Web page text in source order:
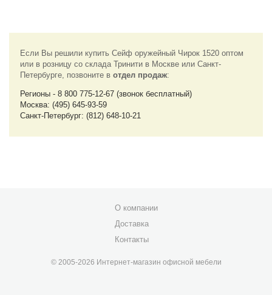
Если Вы решили купить Сейф оружейный Чирок 1520 оптом
или в розницу со склада Тринити в Москве или Санкт-
Петербурге, позвоните в отдел продаж:
Регионы - 8 800 775-12-67 (звонок бесплатный)
Москва: (495) 645-93-59
Санкт-Петербург: (812) 648-10-21
О компании
Доставка
Контакты
© 2005-2026 Интернет-магазин офисной мебели